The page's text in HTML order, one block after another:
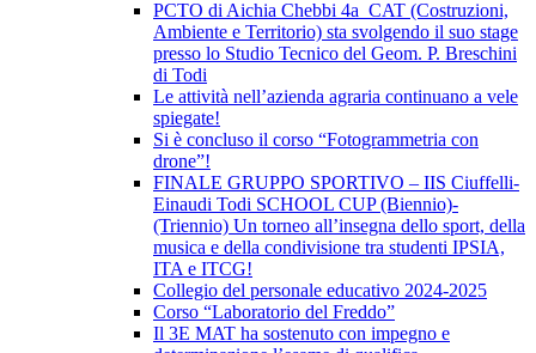
PCTO di Aichia Chebbi 4a_CAT (Costruzioni,
Ambiente e Territorio) sta svolgendo il suo stage
presso lo Studio Tecnico del Geom. P. Breschini
di Todi
Le attività nell’azienda agraria continuano a vele
spiegate!
Si è concluso il corso “Fotogrammetria con
drone”!
FINALE GRUPPO SPORTIVO – IIS Ciuffelli-
Einaudi Todi SCHOOL CUP (Biennio)-
(Triennio) Un torneo all’insegna dello sport, della
musica e della condivisione tra studenti IPSIA,
ITA e ITCG!
Collegio del personale educativo 2024-2025
Corso “Laboratorio del Freddo”
Il 3E MAT ha sostenuto con impegno e